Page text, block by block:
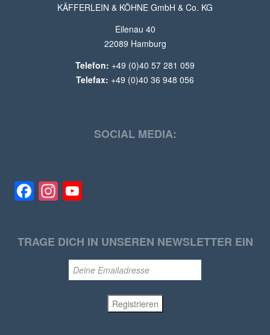
KÄFFERLEIN & KÖHNE GmbH & Co. KG
Eilenau 40
22089 Hamburg
Telefon: +49 (0)40 57 281 059
Telefax: +49 (0)40 36 948 056
SOCIAL MEDIA:
Facebook
Instagram
TRAGE DICH IN UNSEREN NEWSLETTER EIN